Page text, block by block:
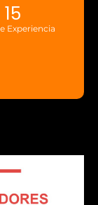
Experiencia
15